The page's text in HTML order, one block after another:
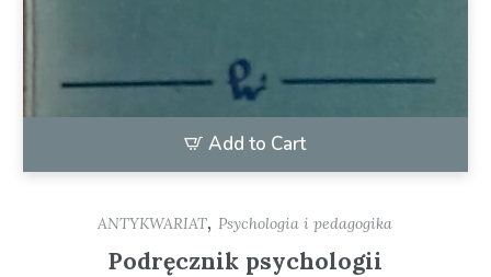
Add to Cart
ANTYKWARIAT,Psychologia i pedagogika
Podręcznik psychologii